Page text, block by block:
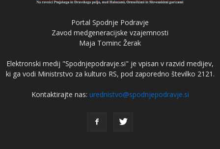
Portal Spodnje Podravje
Zavod medgeneracijske vzajemnosti
Maja Tominc Žerak
Elektronski medij "Spodnjepodravje.si" je vpisan v razvid medijev,
ki ga vodi Ministrstvo za kulturo RS, pod zaporedno številko 2121.
Kontaktirajte nas: urednistvo@spodnjepodravje.si